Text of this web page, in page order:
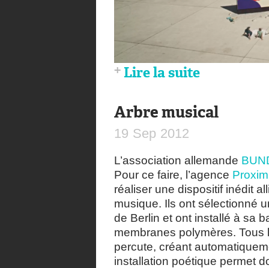
Lire la suite
Arbre musical
19 Sep 2012
L’association allemande
Pour ce faire, l’agence
réaliser une dispositif inédit
musique. Ils ont sélectionné
de Berlin et ont installé à sa
membranes polymères. Tous
percute, créant
installation poétique permet